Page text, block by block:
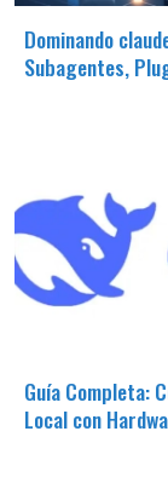
Dominando
Subagentes,
Guía Completa:
Local con